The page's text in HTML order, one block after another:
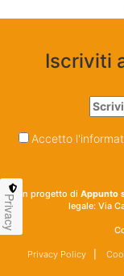
Iscriviti
Accetto
Un progetto di Appunto
legale: Via
Privacy Policy|
Privacy